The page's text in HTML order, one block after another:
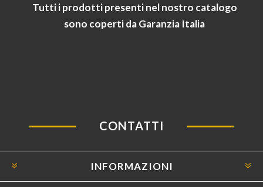
Tutti i prodotti presenti nel nostro catalogo
sono coperti da Garanzia Italia
CONTATTI
INFORMAZIONI